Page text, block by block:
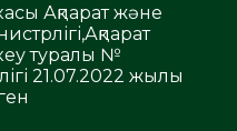
Ақпарат және
туралы №
21.07.2022 жылы